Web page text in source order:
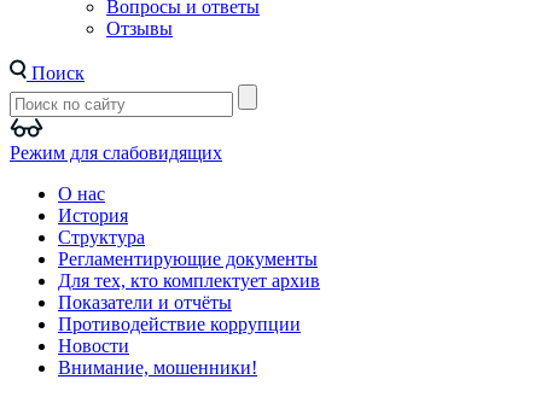
Вопросы и ответы
Отзывы
Поиск
Режим для слабовидящих
О нас
История
Структура
Регламентирующие документы
Для тех, кто комплектует архив
Показатели и отчёты
Противодействие коррупции
Новости
Внимание, мошенники!